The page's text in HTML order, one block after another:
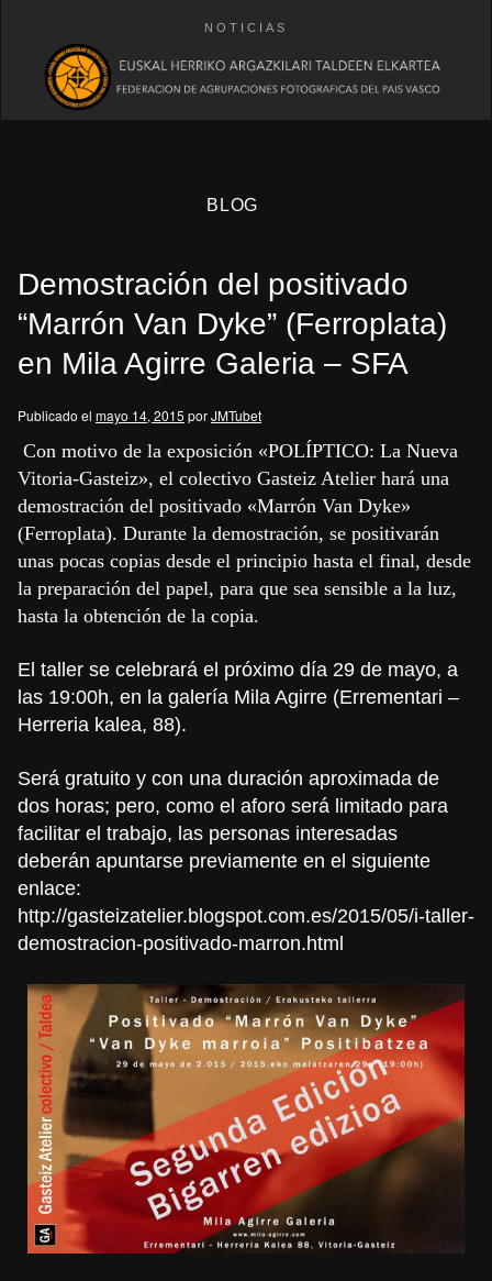
NOTICIAS
BLOG
Demostración del positivado
“Marrón Van Dyke” (Ferroplata)
en Mila Agirre Galeria – SFA
Publicado el mayo 14, 2015 porJMTubet
Con motivo de la exposición «POLÍPTICO: La Nueva
Vitoria-Gasteiz», el colectivo Gasteiz Atelier hará una
demostración del positivado «Marrón Van Dyke»
(Ferroplata). Durante la demostración, se positivarán
unas pocas copias desde el principio hasta el final, desde
la preparación del papel, para que sea sensible a la luz,
hasta la obtención de la copia.
El taller se celebrará el próximo día 29 de mayo, a
las 19:00h, en la galería Mila Agirre (Errementari –
Herreria kalea, 88).
Será gratuito y con una duración aproximada de
dos horas; pero, como el aforo será limitado para
facilitar el trabajo, las personas interesadas
deberán apuntarse previamente en el siguiente
enlace:
http://gasteizatelier.blogspot.com.es/2015/05/i-taller-
demostracion-positivado-marron.html